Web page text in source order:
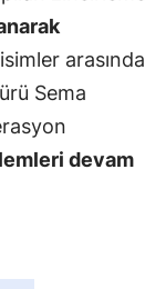
Kırklareli
arasında
Sema
devam